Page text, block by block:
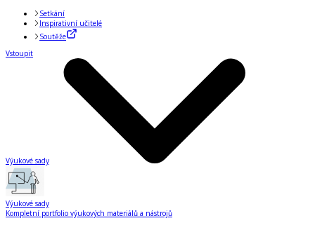
Setkání
Inspirativní učitelé
Soutěže
Vstoupit
Výukové sady
Výukové sady
Kompletní portfolio výukových materiálů a nástrojů